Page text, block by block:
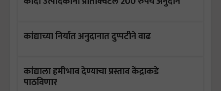
कांद्याच्या निर्यात अनुदानात दुप्पटीने वाढ
कांद्याला हमीभाव देण्याचा प्रस्ताव केंद्राकडे
पाठविणार